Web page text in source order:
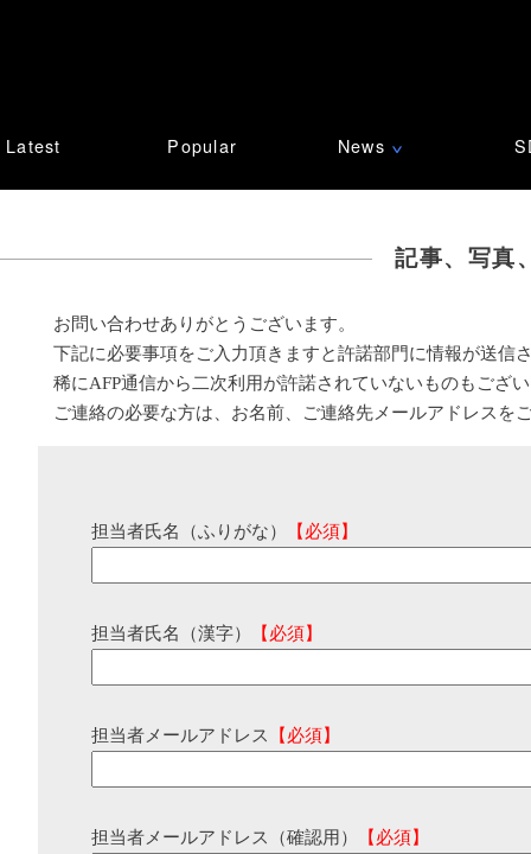
Latest Popular News ∨
記事、写真
お問い合わせありがとうございます。
下記に必要事項をご入力頂きますと許諾部門に情報が送信
稀にAFP通信から二次利用が許諾されていないものもござ
ご連絡の必要な方は、お名前、ご連絡先メールアドレスを
担当者氏名（ふりがな） 【必須】
担当者氏名（漢字） 【必須】
担当者メールアドレス 【必須】
担当者メールアドレス（確認用） 【必須】